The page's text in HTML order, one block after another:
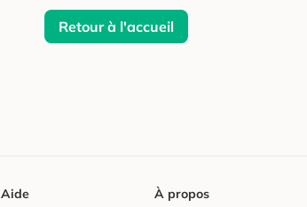
Retour à l'accueil
Aide À propos